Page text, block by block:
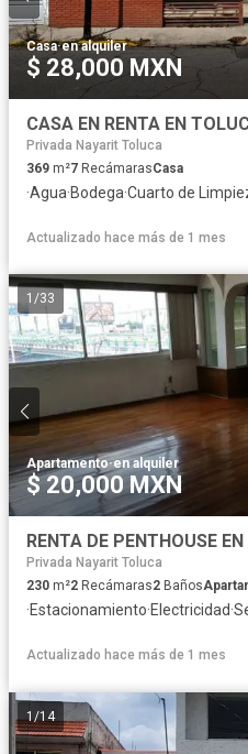
Casa·en alquiler
$ 28,000 MXN
Privada Nayarit Toluca
369 m²7 RecámarasCasa
·Agua·Bodega·Cuarto de
Actualizado hace más de 1 mes
1 /33
Apartamento·en alquiler
$ 20,000 MXN
Privada Nayarit Toluca
230 m²2 Recámaras2 Baños
·Estacionamiento·Electricidad·
Actualizado hace más de 1 mes
1/14